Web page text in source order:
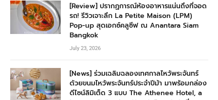
[Review] ปรากฏการณ์ห้องอาหารแน่นถึงที่จอด
รถ! รีวิวเจาะลึก La Petite Maison (LPM)
Pop-up สุดเอกซ์คลูซีฟ ณ Anantara Siam
Bangkok
July 23, 2026
[News] ร่วมเฉลิมฉลองเทศกาลไหว้พระจันทร์
ด้วยขนมไหว้พระจันทร์ประจำปีม้า มาพร้อมกล่อง
ดีไซน์ลิมิเต็ด 3 แบบ The Athenee Hotel, a